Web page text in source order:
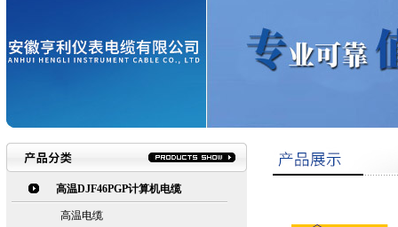
高温DJF46PGP计算机电缆
高温电缆